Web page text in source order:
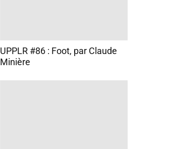
UPPLR #86 : Foot, par Claude
Minière